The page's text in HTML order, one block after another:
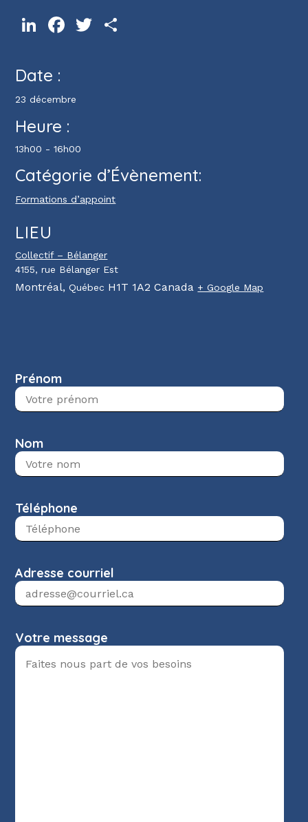
LinkedInFacebookTwitter
Date :
23 décembre
Heure :
13h00 - 16h00
Catégorie d’Évènement:
Formations d’appoint
LIEU
Collectif – Bélanger
4155, rue Bélanger Est
Montréal, Québec H1T 1A2 Canada + Google Map
Prénom
Nom
Téléphone
Adresse courriel
Votre message